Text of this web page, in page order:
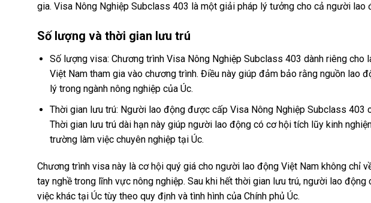
gia. Visa Nông Nghiệp Subclass 403 là một giải pháp lý tưởng cho cả người lao
Số lượng và thời gian lưu trú
Số lượng visa: Chương trình Visa Nông Nghiệp Subclass 403 dành riêng
Việt Nam tham gia vào chương trình. Điều này giúp đảm bảo rằng nguồn lao
lý trong ngành nông nghiệp của Úc.
Thời gian lưu trú: Người lao động được cấp Visa Nông Nghiệp Subclass 403
Thời gian lưu trú dài hạn này giúp người lao động có cơ hội tích lũy kinh
trường làm việc chuyên nghiệp tại Úc.
Chương trình visa này là cơ hội quý giá cho người lao động Việt Nam không chỉ
tay nghề trong lĩnh vực nông nghiệp. Sau khi hết thời gian lưu trú, người lao
việc khác tại Úc tùy theo quy định và tình hình của Chính phủ Úc.